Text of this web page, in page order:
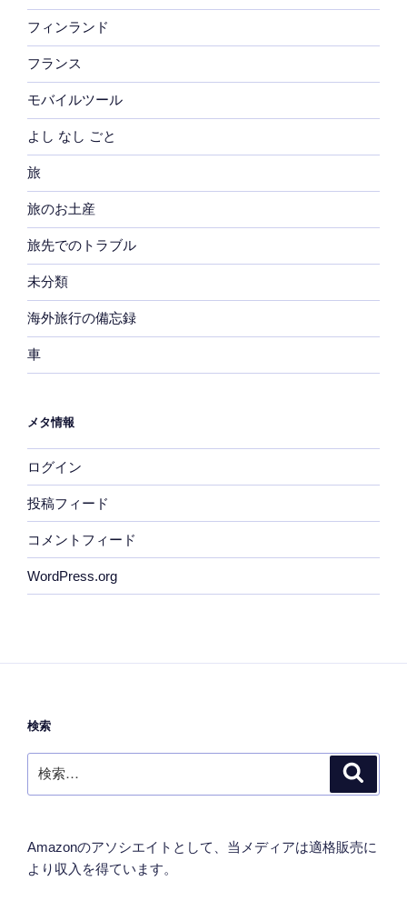
フィンランド
フランス
モバイルツール
よし なし ごと
旅
旅のお土産
旅先でのトラブル
未分類
海外旅行の備忘録
車
メタ情報
ログイン
投稿フィード
コメントフィード
WordPress.org
検索
索:
Amazonのアソシエイトとして、当メディアは適格販売に
より収入を得ています。